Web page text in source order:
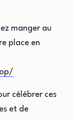
manger au
place en
célébrer ces
et de